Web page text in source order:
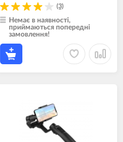
(3)
Немає в наявності,
приймаються попередні
замовлення!